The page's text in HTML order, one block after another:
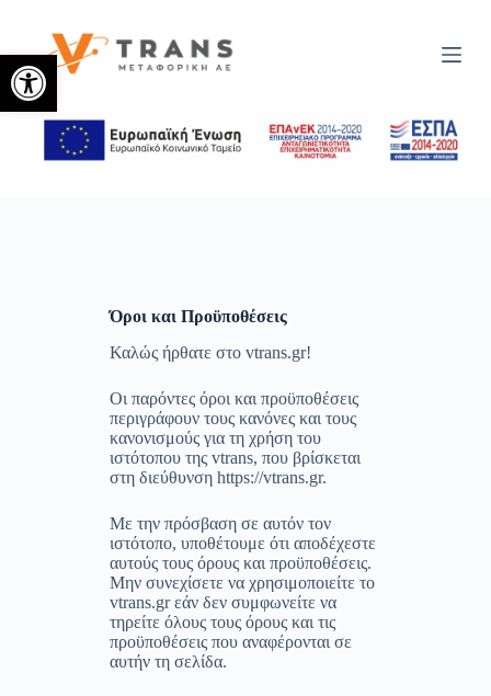
Ανοίξτε τη γραμμή εργαλείων
τ
ά
β
Όροι και Προϋποθέσεις
Καλώς ήρθατε στο vtrans.gr!
Οι παρόντες όροι και προϋποθέσεις
περιγράφουν τους κανόνες και τους
κανονισμούς για τη χρήση του
ιστότοπου της vtrans, που βρίσκεται
στη διεύθυνση https://vtrans.gr.
Με την πρόσβαση σε αυτόν τον
ιστότοπο, υποθέτουμε ότι αποδέχεστε
αυτούς τους όρους και προϋποθέσεις.
Μην συνεχίσετε να χρησιμοποιείτε το
vtrans.gr εάν δεν συμφωνείτε να
τηρείτε όλους τους όρους και τις
προϋποθέσεις που αναφέρονται σε
αυτήν τη σελίδα.